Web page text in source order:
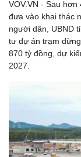
Doanh nghiệp
Thông tin doanh
VOV.VN - Sau
đưa vào khai thác
người dân, UBND
tư dự án trạm
870 tỷ đồng, dự
2027.